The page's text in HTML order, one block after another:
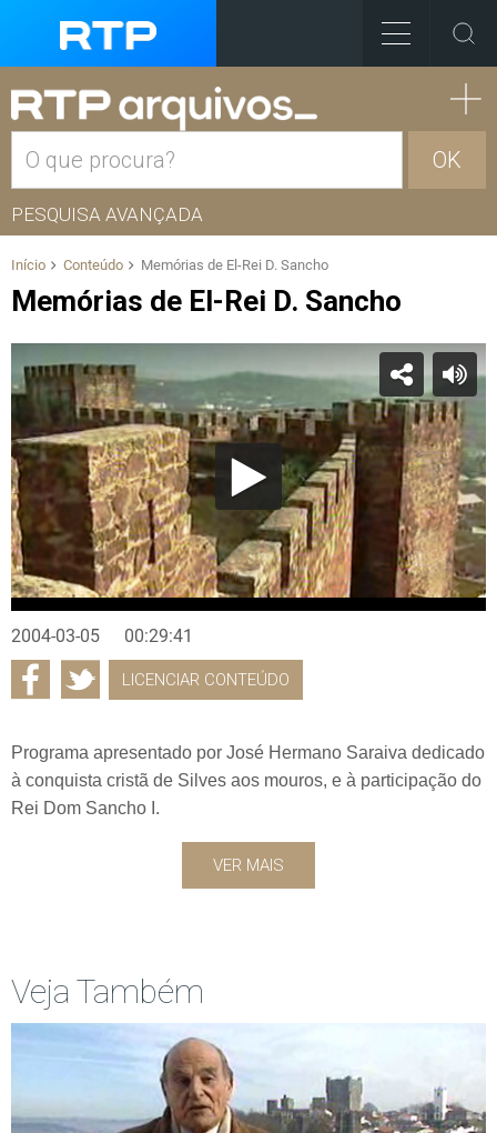
OK
PESQUISA AVANÇADA
Início Conteúdo Memórias de El-Rei D. Sancho
Memórias de El-Rei D. Sancho
2004-03-05 00:29:41
LICENCIAR CONTEÚDO
Programa apresentado por José Hermano Saraiva dedicado
à conquista cristã de Silves aos mouros, e à participação do
Rei Dom Sancho I.
VER MAIS
Veja Também